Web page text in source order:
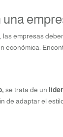
empresas
económica.
se trata de un
de adaptar el